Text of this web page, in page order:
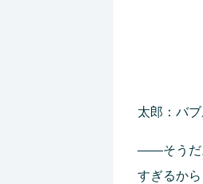
太郎：バ
――そうだ
すぎるか